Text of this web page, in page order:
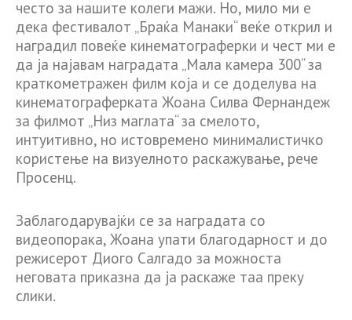
често за нашите колеги мажи. Но, мило ми е
дека фестивалот „Браќа Манаки“ веќе открил и
наградил повеќе кинематограферки и чест ми е
да ја најавам наградата „Мала камера 300“ за
краткометражен филм која и се доделува на
кинематограферката Жоана Силва Фернандеж
за филмот „Низ маглата“ за смелото,
интуитивно, но истовремено минималистичко
користење на визуелното раскажување, рече
Просенц.
Заблагодарувајќи се за наградата со
видеопорака, Жоана упати благодарност и до
режисерот Диого Салгадо за можноста
неговата приказна да ја раскаже таа преку
слики.